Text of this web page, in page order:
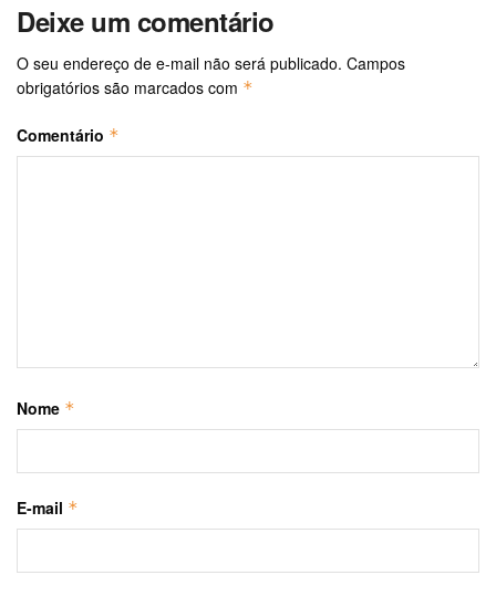
Deixe um comentário
O seu endereço de e-mail não será publicado. Campos
obrigatórios são marcados com *
Comentário *
Nome *
E-mail *